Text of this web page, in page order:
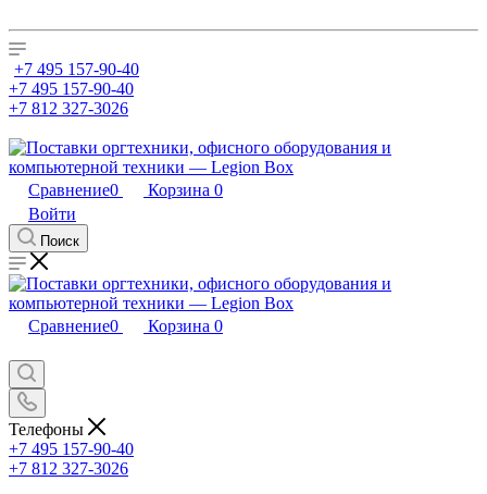
+7 495 157-90-40
+7 495 157-90-40
+7 812 327-3026
Сравнение0 Корзина 0
Войти
Поиск
Сравнение0 Корзина 0
Телефоны
+7 495 157-90-40
+7 812 327-3026